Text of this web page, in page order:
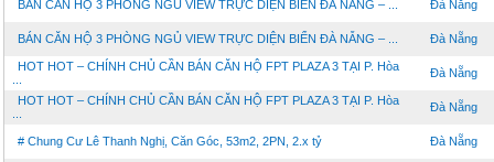
BÁN CĂN HỘ 3 PHÒNG NGỦ VIEW TRỰC DIỆN BIỂN ĐÀ NẴNG – ... Đà Nẵng
BÁN CĂN HỘ 3 PHÒNG NGỦ VIEW TRỰC DIỆN BIỂN ĐÀ NẴNG – ... Đà Nẵng
HOT HOT – CHÍNH CHỦ CẦN BÁN CĂN HỘ FPT PLAZA 3 TẠI P. Hòa
Đà Nẵng
HOT HOT – CHÍNH CHỦ CẦN BÁN CĂN HỘ FPT PLAZA 3 TẠI P. Hòa
Đà Nẵng
# Chung Cư Lê Thanh Nghị, Căn Góc, 53m2, 2PN, 2.x tỷ Đà Nẵng